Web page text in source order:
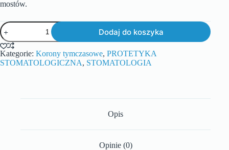
mostów.
Dodaj do koszyka
Kategorie: Korony tymczasowe, PROTETYKA
STOMATOLOGICZNA, STOMATOLOGIA
Opis
Opinie (0)